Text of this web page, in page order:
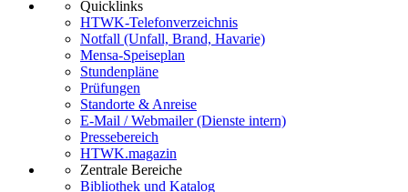
Quicklinks
HTWK-Telefonverzeichnis
Notfall (Unfall, Brand, Havarie)
Mensa-Speiseplan
Stundenpläne
Prüfungen
Standorte & Anreise
E-Mail / Webmailer (Dienste intern)
Pressebereich
HTWK.magazin
Zentrale Bereiche
Bibliothek und Katalog